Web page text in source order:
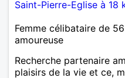
Saint-Pierre-Eglise à 18
Femme célibataire de
amoureuse
Recherche partenaire
plaisirs de la vie et ce,